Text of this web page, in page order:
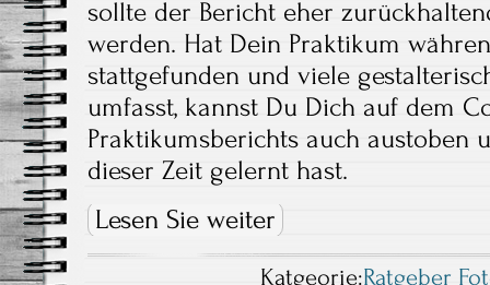
sollte der Bericht eher
werden. Hat Dein Praktikum
stattgefunden und viele
umfasst, kannst Du Dich auf dem
Praktikumsberichts auch austoben
dieser Zeit gelernt hast.
Lesen Sie weiter
Katgeorie:Ratgeber